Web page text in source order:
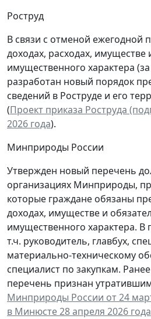
Роструд
В связи с отменой ежегодной
доходах, расходах, имуществе
имущественного характера
разработан новый порядок
сведений в Роструде и его
(Проект приказа Роструда
2026 года).
Минприроды России
Утвержден новый перечень
организациях Минприроды,
которые граждане обязаны
доходах, имуществе и
имущественного характера. В
т.ч. руководитель, главбух,
материально-техническому
специалист по закупкам.
перечень признан
Минприроды России от 24
в Минюсте 28 апреля 2026 года